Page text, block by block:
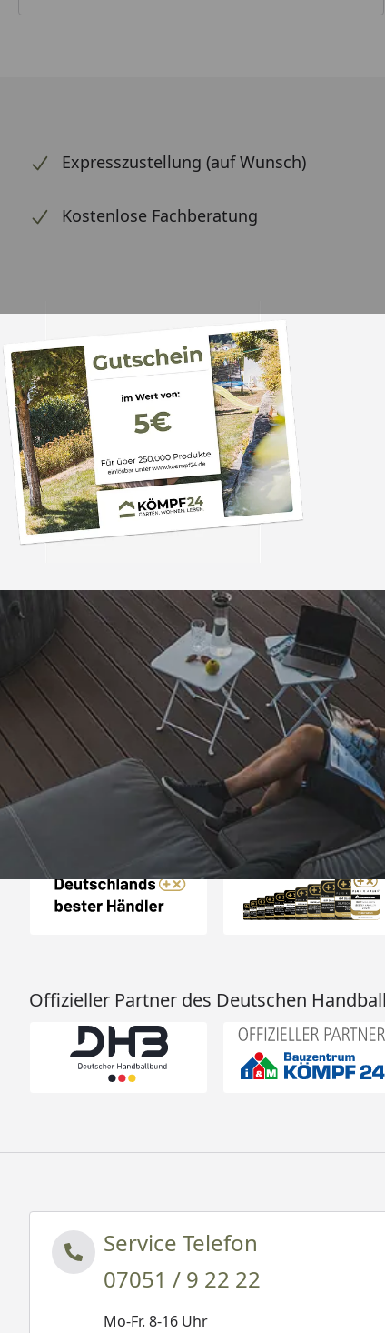
Expresszustellung (auf Wunsch)
Kostenlose Fachberatung
Trusted Shops
4,81/ 5
25.974 Bewertungen
„Hervorragend
Die Ware
perfekten
nächsten Tage
Grüße an die
Auszeichnungen
Offizieller Partner des Deutschen
Service Telefon
07051 / 9 22 22
Mo-Fr. 8-16 Uhr